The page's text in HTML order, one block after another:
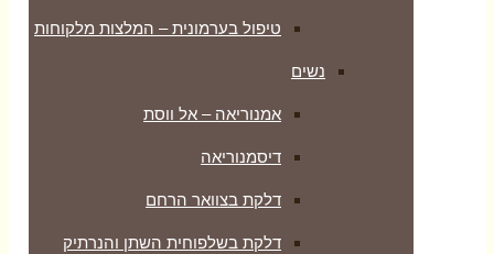
טיפול בערמונית – המלצות מלקוחות
נשים
אמנוריאה – אל ווסת
דיסמנוריאה
דלקת בצוואר הרחם
דלקת בשלפוחית השתן והנרתיק